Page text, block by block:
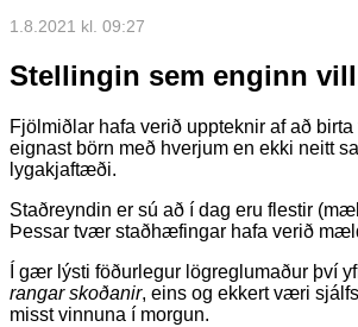
1.8.2021 kl. 09:27
Stellingin sem enginn
Fjölmiðlar hafa verið uppteknir af að
eignast börn með hverjum en ekki neitt
lygakjaftæði.
Staðreyndin er sú að í dag eru flestir
Þessar tvær staðhæfingar hafa verið
Í gær lýsti föðurlegur lögreglumaður því
rangar skoðanir, eins og ekkert væri
misst vinnuna í morgun.